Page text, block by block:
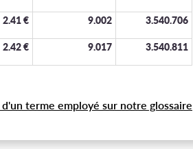
2.41€ 9.002 3.540.706
2.42€ 9.017 3.540.811
terme employé sur notre glossaire